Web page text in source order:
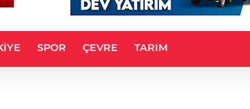
SPOR ÇEVRE TARIM